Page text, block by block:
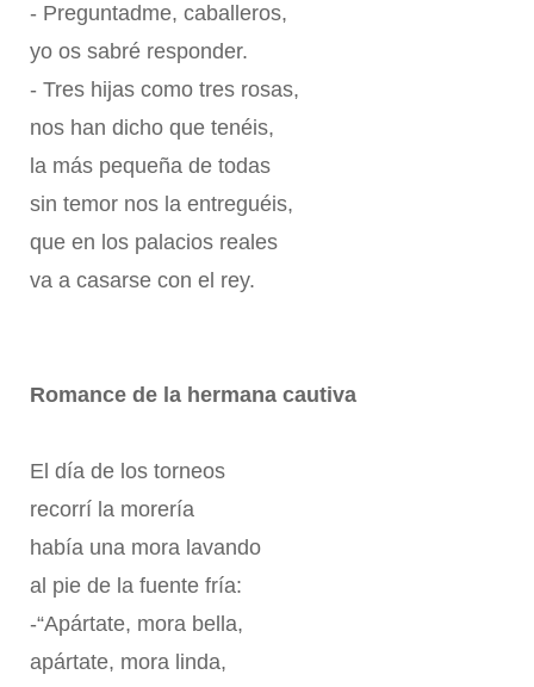
- Preguntadme, caballeros,
yo os sabré responder.
- Tres hijas como tres rosas,
nos han dicho que tenéis,
la más pequeña de todas
sin temor nos la entreguéis,
que en los palacios reales
va a casarse con el rey.
Romance de la hermana cautiva
El día de los torneos
recorrí la morería
había una mora lavando
al pie de la fuente fría:
-“Apártate, mora bella,
apártate, mora linda,